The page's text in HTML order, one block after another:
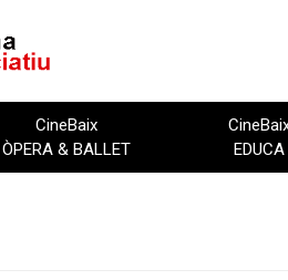
CineBaix
ÒPERA & BALLET
EDUCA